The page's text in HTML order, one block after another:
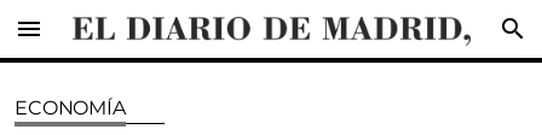
menu search
ECONOMÍA